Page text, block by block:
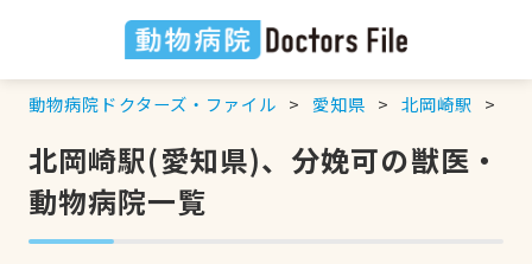
動物病院ドクターズ・ファイル 愛知県 北岡崎駅
北岡崎駅(愛知県)、分娩可の獣医・
動物病院一覧